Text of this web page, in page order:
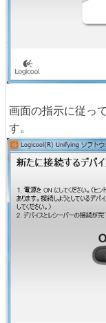
画面の指示に従っ
す。